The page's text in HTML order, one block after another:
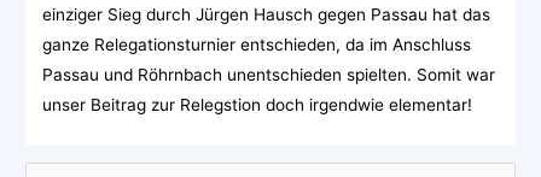
einziger Sieg durch Jürgen Hausch gegen Passau hat das
ganze Relegationsturnier entschieden, da im Anschluss
Passau und Röhrnbach unentschieden spielten. Somit war
unser Beitrag zur Relegstion doch irgendwie elementar!